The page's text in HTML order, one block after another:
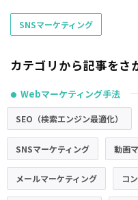
SNSマーケティング
カテゴリから記事をさ
● Webマーケティング手法
SEO（検索エンジン最適化）
SNSマーケティング 動画
メールマーケティング コ